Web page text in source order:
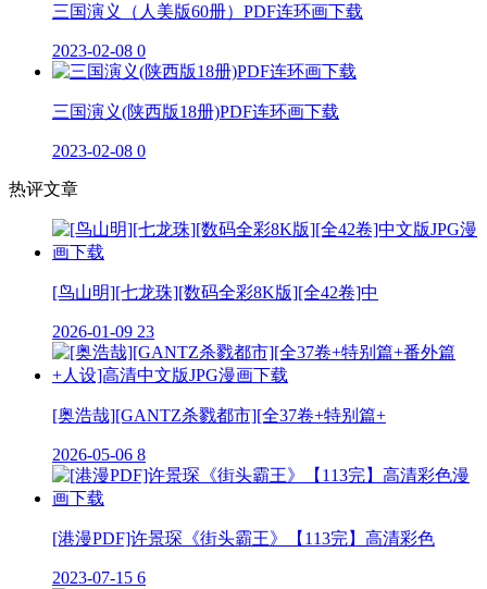
三国演义（人美版60册）PDF连环画下载
2023-02-08 0
三国演义(陕西版18册)PDF连环画下载
2023-02-08 0
热评文章
[鸟山明][七龙珠][数码全彩8K版][全42卷]中
2026-01-09 23
[奥浩哉][GANTZ杀戮都市][全37卷+特别篇+
2026-05-06 8
[港漫PDF]许景琛《街头霸王》【113完】高清彩色
2023-07-15 6